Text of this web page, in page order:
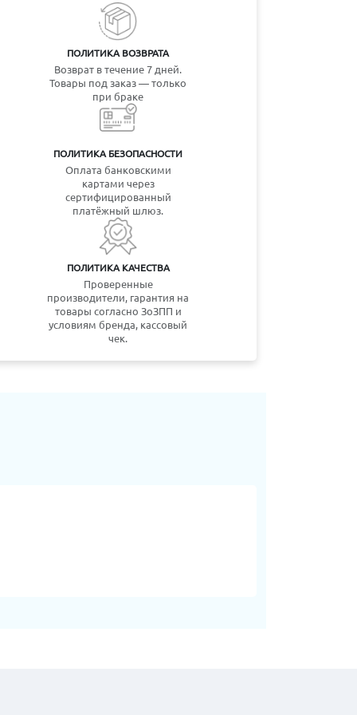
ПОЛИТИКА ВОЗВРАТА
Возврат в течение 7 дней.
Товары под заказ — только
при браке
ПОЛИТИКА БЕЗОПАСНОСТИ
Оплата банковскими
картами через
сертифицированный
платёжный шлюз.
ПОЛИТИКА КАЧЕСТВА
Проверенные
производители, гарантия на
товары согласно ЗоЗПП и
условиям бренда, кассовый
чек.